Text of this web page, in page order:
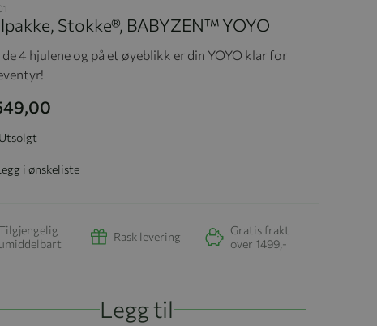
Stokke®, BABYZEN™ YOYO
4 hjulene og på et øyeblikk er din YOYO klar for
Utsolgt
i ønskeliste
umiddelbart
Rask levering
Gratis frakt
over 1499,-
Legg til